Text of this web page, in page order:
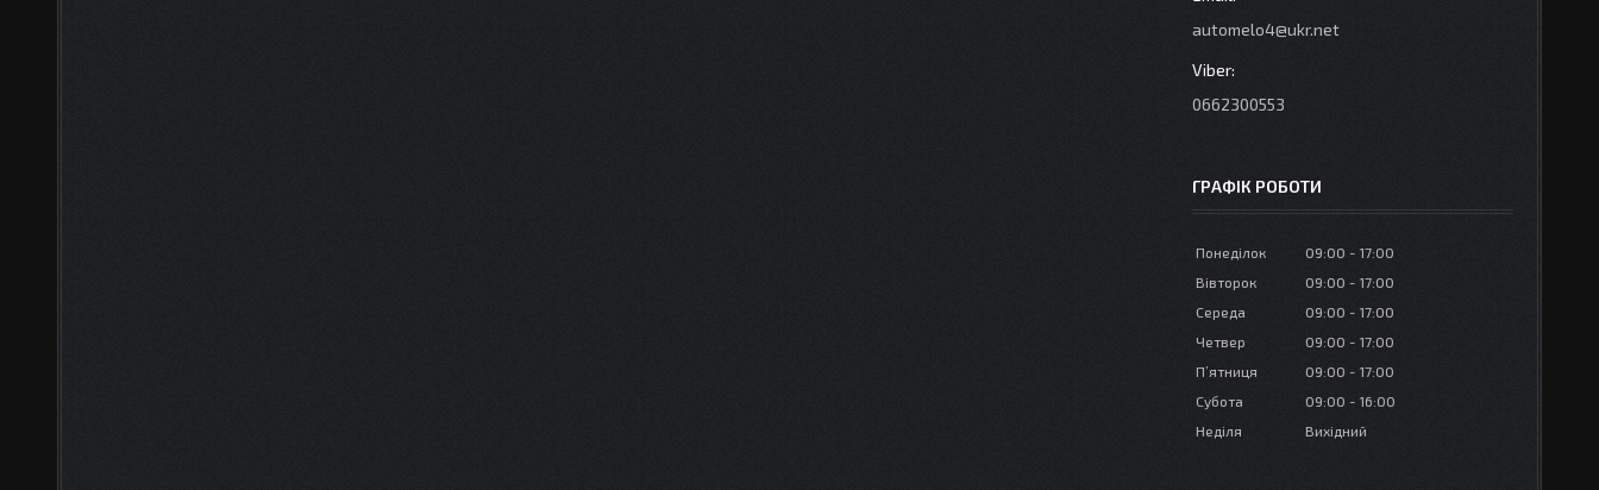
automelo4@ukr.net
0662300553
ГРАФІК РОБОТИ
Понеділок 09:00
17:00
Вівторок
09:00
17:00
Середа
09:00
17:00
Четвер
09:00
17:00
Пʼятниця
09:00
17:00
Субота
09:00
16:00
Неділя
Вихідний